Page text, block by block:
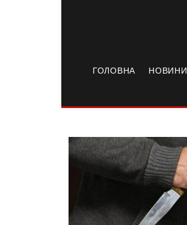
ГОЛОВНА НОВИНИ